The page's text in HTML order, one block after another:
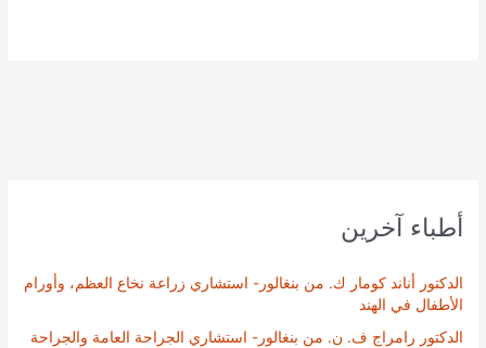
أطباء آخرين
الدكتور أناند كومار ك. من بنغالور- استشاري زراعة نخاع العظم، وأورام
الأطفال في الهند
الدكتور رامراج ف. ن. من بنغالور- استشاري الجراحة العامة والجراحة